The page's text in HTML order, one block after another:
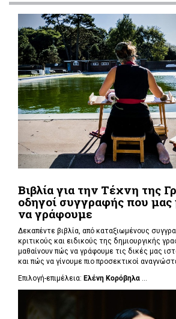
Βιβλία για την Τέχνη της
οδηγοί συγγραφής που μας
να γράφουμε
Δεκαπέντε βιβλία, από καταξιωμένους
κριτικούς και ειδικούς της δημιουργικής
μαθαίνουν πώς να γράφουμε τις δικές μας
και πώς να γίνουμε πιο προσεκτικοί
Επιλογή-επιμέλεια: Ελένη Κορόβηλα